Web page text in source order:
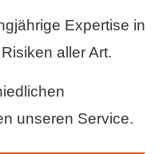
Expertise in
aller Art.
unseren Service.